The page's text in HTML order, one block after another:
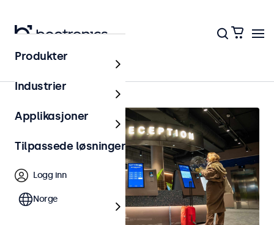
Hjem
Produkter
Industrier
Applikasjoner
Tilpassede løsninger
Logg inn
Norge